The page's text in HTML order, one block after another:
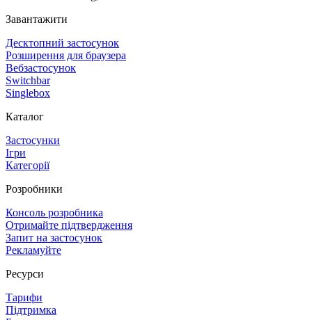
Завантажити
Десктопний застосунок
Розширення для браузера
Вебзастосунок
Switchbar
Singlebox
Каталог
Застосунки
Ігри
Категорії
Розробники
Консоль розробника
Отримайте підтвердження
Запит на застосунок
Рекламуйте
Ресурси
Тарифи
Підтримка